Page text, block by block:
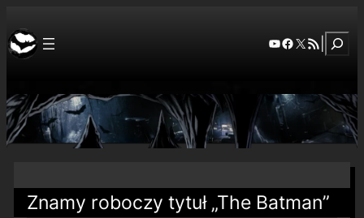
YouTube
Facebook
X RSS Feed
Znamy roboczy tytuł „The Batman”